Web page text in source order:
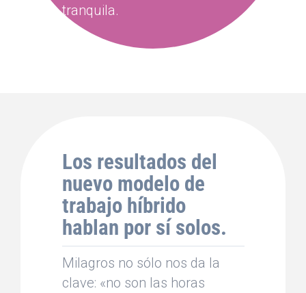
tranquila.
Los resultados del
nuevo modelo de
trabajo híbrido
hablan por sí solos.
Milagros no sólo nos da la
clave: «no son las horas